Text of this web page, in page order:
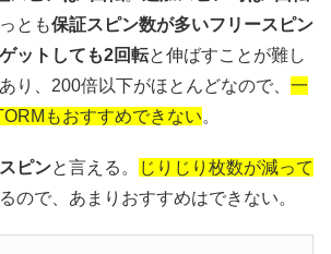
とも保証スピン数が多いフリースピン
ットしても2回転と伸ばすことが難し
り、200倍以下がほとんどなので、 一
もおすすめできない。
ピンと言える。
じりじり枚数が減って
ので、あまりおすすめはできない。